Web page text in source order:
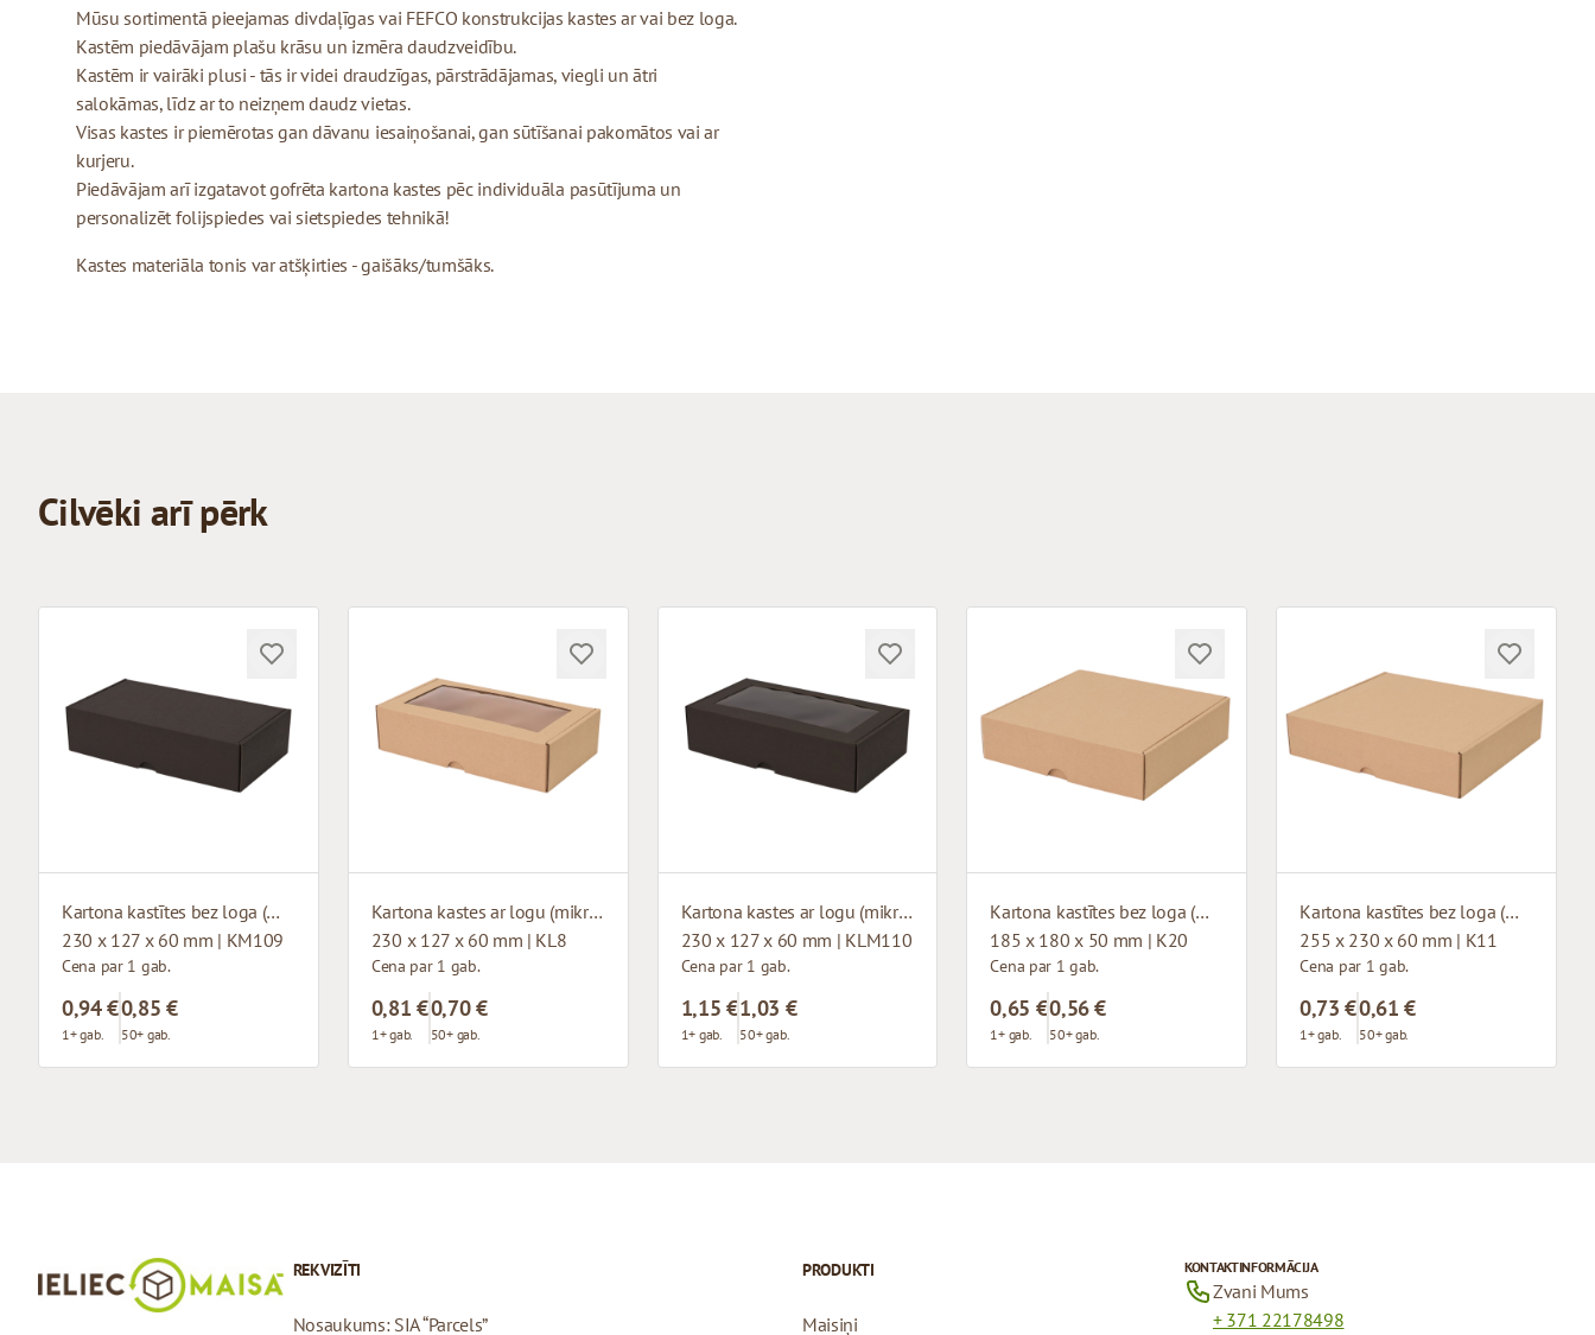
Mūsu sortimentā pieejamas divdaļīgas vai FEFCO konstrukcijas kastes ar vai bez loga.
Kastēm piedāvājam plašu krāsu un izmēra daudzveidību.
Kastēm ir vairāki plusi - tās ir videi draudzīgas, pārstrādājamas, viegli un ātri
salokāmas, līdz ar to neizņem daudz vietas.
Visas kastes ir piemērotas gan dāvanu iesaiņošanai, gan sūtīšanai pakomātos vai ar
kurjeru.
Piedāvājam arī izgatavot gofrēta kartona kastes pēc individuāla pasūtījuma un
personalizēt folijspiedes vai sietspiedes tehnikā!
Kastes materiāla tonis var atšķirties - gaišāks/tumšāks.
Cilvēki arī pērk
Kartona kastītes bez loga (mikrogofras)
230 x 127 x 60 mm | KM109
Cena par 1 gab.
0,94 €
1+ gab.
0,85 €
50+ gab.
Kartona kastes ar logu (mikrogofras)
230 x 127 x 60 mm | KL8
Cena par 1 gab.
0,81 €
1+ gab.
0,70 €
50+ gab.
Kartona kastes ar logu (mikrogofras)
230 x 127 x 60 mm | KLM110
Cena par 1 gab.
1,15 €
1+ gab.
1,03 €
50+ gab.
Kartona kastītes bez loga (mikrogofras)
185 x 180 x 50 mm | K20
Cena par 1 gab.
0,65 €
1+ gab.
0,56 €
50+ gab.
Kartona kastītes bez loga (mikrogofras)
255 x 230 x 60 mm | K11
Cena par 1 gab.
0,73 €
1+ gab.
0,61 €
50+ gab.
REKVIZĪTI
Nosaukums: SIA “Parcels”
PRODUKTI
Maisiņi
KONTAKTINFORMĀCIJA
Zvani Mums
+ 371 22178498